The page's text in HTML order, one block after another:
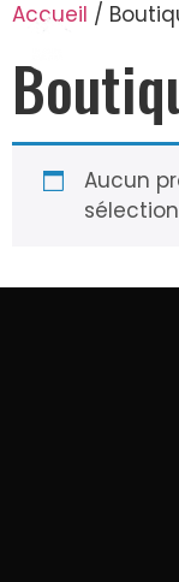
Accueil /
Aucun